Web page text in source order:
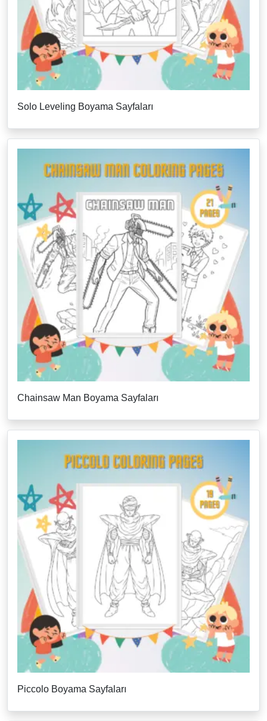
Solo Leveling Boyama Sayfaları
Chainsaw Man Boyama Sayfaları
Piccolo Boyama Sayfaları